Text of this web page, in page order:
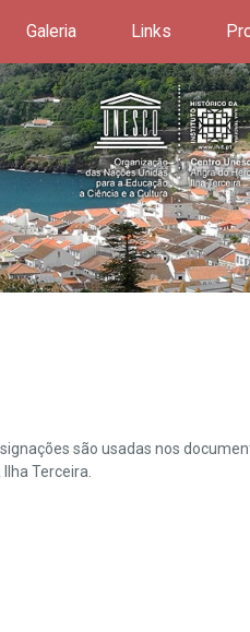
Galeria Links
são usadas nos
Terceira.